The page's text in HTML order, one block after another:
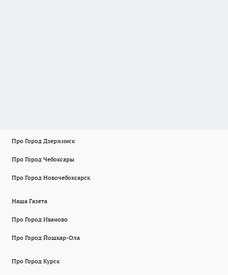
Про Город Дзержинск
Про Город Чебоксары
Про Город Новочебоксарск
Наша Газета
Про Город Иваново
Про Город Йошкар-Ола
Про Город Курск